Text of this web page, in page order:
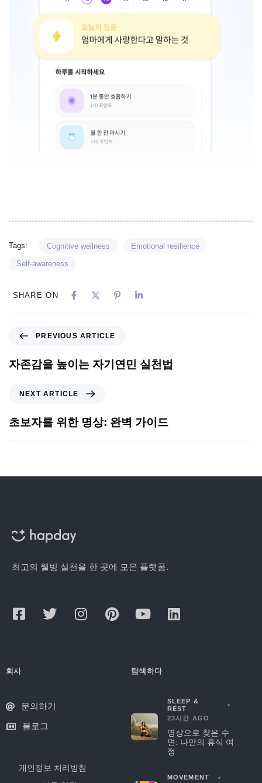
Tags: Cognitive wellness Emotional resilience
Self-awareness
SHARE ON
PREVIOUS ARTICLE
자존감을 높이는 자기연민 실천법
NEXT ARTICLE
초보자를 위한 명상: 완벽 가이드
최고의 웰빙 실천을 한 곳에 모은 플랫폼.
회사
문의하기
블로그
개인정보 처리방침
탐색하다
SLEEP &
REST
23시간 AGO
명상으로 찾은 수
면: 나만의 휴식 여
정
MOVEMENT